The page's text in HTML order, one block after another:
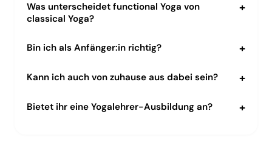
Was unterscheidet functional Yoga von
classical Yoga?
Bin ich als Anfänger:in richtig?
Kann ich auch von zuhause aus dabei sein?
Bietet ihr eine Yogalehrer-Ausbildung an?